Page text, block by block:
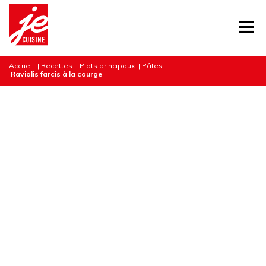
Accueil | Recettes | Plats principaux | Pâtes |
Raviolis farcis à la courge